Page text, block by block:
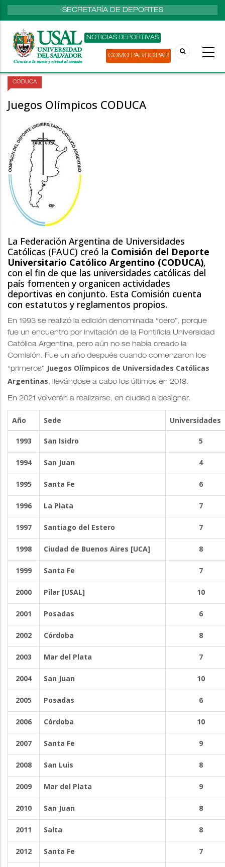
SECRETARÍA DE DEPORTES
COMO PARTICIPAR
NOTICIAS DEPORTIVAS
CODUCA
Juegos Olímpicos CODUCA
La Federación Argentina de Universidades
Católicas (FAUC) creó la Comisión del Deporte
Universitario Católico Argentino (CODUCA),
con el fin de que las universidades católicas del
país fomenten y organicen actividades
deportivas en conjunto. Esta Comisión cuenta
con estatutos y reglamentos propios.
En 1993 se realizó la edición denominada “cero”, porque
fue un encuentro por invitación de la Pontificia Universidad
Católica Argentina, pero aún no se había creado la
Comisión. Fue un año después cuando comenzaron los
“primeros” Juegos Olímpicos de Universidades Católicas
Argentinas, llevándose a cabo los últimos en 2018.
En 2021 volverán a realizarse, en ciudad a designar.
Año Sede Universidades
1993 San Isidro 5
1994 San Juan 4
1995 Santa Fe 6
1996 La Plata 7
1997 Santiago del Estero 7
1998 Ciudad de Buenos Aires [UCA] 8
1999 Santa Fe 7
2000 Pilar [USAL] 10
2001 Posadas 6
2002 Córdoba 8
2003 Mar del Plata 7
2004 San Juan 10
2005 Posadas 6
2006 Córdoba 10
2007 Santa Fe 9
2008 San Luis 8
2009 Mar del Plata 9
2010 San Juan 8
2011 Salta 8
2012 Santa Fe 7